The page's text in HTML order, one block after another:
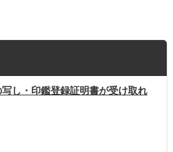
し・印鑑登録証明書が受け取れ